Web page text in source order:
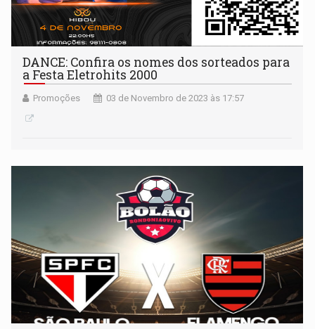
DANCE: Confira os nomes dos sorteados para
a Festa Eletrohits 2000
Promoções 03 de Novembro de 2023 às 17:57